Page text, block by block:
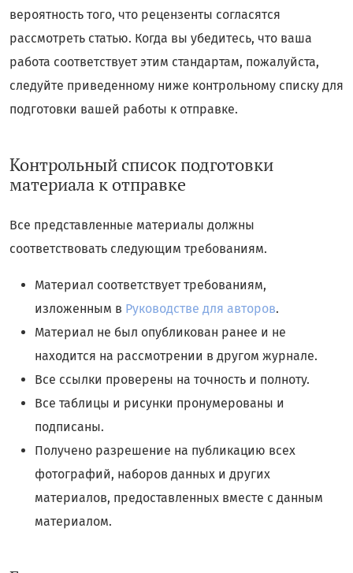
вероятность того, что рецензенты согласятся
рассмотреть статью. Когда вы убедитесь, что ваша
работа соответствует этим стандартам, пожалуйста,
следуйте приведенному ниже контрольному списку для
подготовки вашей работы к отправке.
Контрольный список подготовки
материала к отправке
Все представленные материалы должны
соответствовать следующим требованиям.
Материал соответствует требованиям,
изложенным в Руководстве для авторов.
Материал не был опубликован ранее и не
находится на рассмотрении в другом журнале.
Все ссылки проверены на точность и полноту.
Все таблицы и рисунки пронумерованы и
подписаны.
Получено разрешение на публикацию всех
фотографий, наборов данных и других
материалов, предоставленных вместе с данным
материалом.